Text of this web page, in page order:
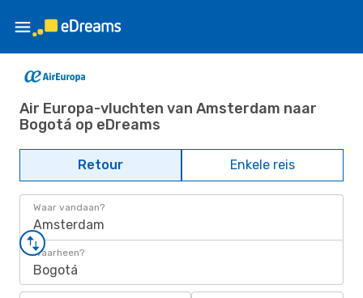
Air Europa-vluchten van Amsterdam naar
Bogotá op eDreams
Retour Enkele reis
Waar vandaan?
Amsterdam
Waarheen?
Bogotá